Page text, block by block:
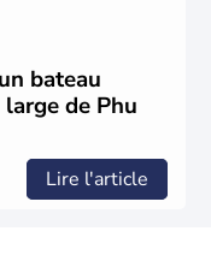
bateau
de Phu
Lire l'article